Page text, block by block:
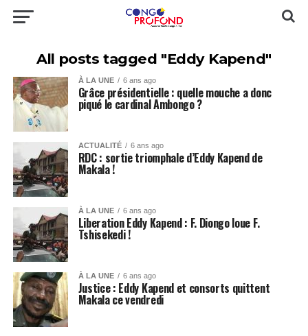
All posts tagged "Eddy Kapend"
À LA UNE 6 ans ago
Grâce présidentielle : quelle mouche a donc
piqué le cardinal Ambongo ?
ACTUALITÉ 6 ans ago
RDC : sortie triomphale d’Eddy Kapend de
Makala !
À LA UNE 6 ans ago
Liberation Eddy Kapend : F. Diongo loue F.
Tshisekedi !
À LA UNE 6 ans ago
Justice : Eddy Kapend et consorts quittent
Makala ce vendredi